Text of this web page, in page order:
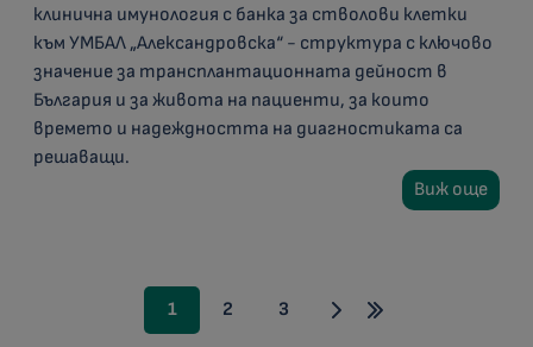
клинична имунология с банка за стволови клетки
към УМБАЛ „Александровска“ - структура с ключово
значение за трансплантационната дейност в
България и за живота на пациенти, за които
времето и надеждността на диагностиката са
решаващи.
Виж още
1 2 3